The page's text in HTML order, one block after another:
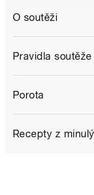
O soutěži
Pravidla soutěže
Porota
Recepty z